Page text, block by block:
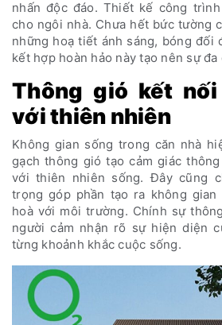
nhấn độc đáo. Thiết kế công
cho ngôi nhà. Chưa hết bức tường
những hoạ tiết ánh sáng, bóng đối
kết hợp hoàn hảo này tạo nên sự
Thông gió kết
với thiên nhiên
Không gian sống trong căn nhà
gạch thông gió tạo cảm giác
với thiên nhiên sống. Đây cũng
trọng góp phần tạo ra không gian
hoà với môi trường. Chính sự
người cảm nhận rõ sự hiện diện
từng khoảnh khắc cuộc sống.